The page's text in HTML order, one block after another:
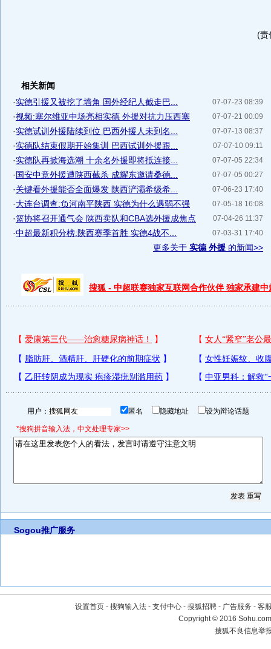
(责
相关新闻
07-07-23 08:39
·实德引援又被挖了墙角 国外经纪人截走巴...
07-07-21 00:09
·视频:塞尔维亚中场亮相实德 外援对抗力压西塞
07-07-13 08:37
·实德试训外援陆续到位 巴西外援人未到名...
07-07-10 09:11
·实德队结束假期开始集训 巴西试训外援跟...
07-07-05 22:34
·实德队再掀海选潮 十余名外援即将抵连接...
07-07-05 00:27
·国安中意外援遭陕西截杀 成耀东邀请桑德...
07-06-23 17:40
·关键看外援能否全面爆发 陕西浐灞希级希...
07-05-18 16:08
·大连台调查:负河南平陕西 实德为什么遇弱不强
07-04-26 11:37
·篮协将召开通气会 陕西卖队和CBA选外援成焦点
07-03-31 17:40
·中超最新积分榜:陕西赛季首胜 实德4战不...
更多关于 实德 外援 的新闻>>
搜狐 - 中超联赛独家互联网合作伙伴 独家承建中
用户： 匿名 隐藏地址 设为辩论话题
*搜狗拼音输入法，中文处理专家>>
Sogou推广服务
设置首页 - 搜狗输入法 - 支付中心 - 搜狐招聘 - 广告服务 - 客
Copyright©2016
搜狐不良信息举